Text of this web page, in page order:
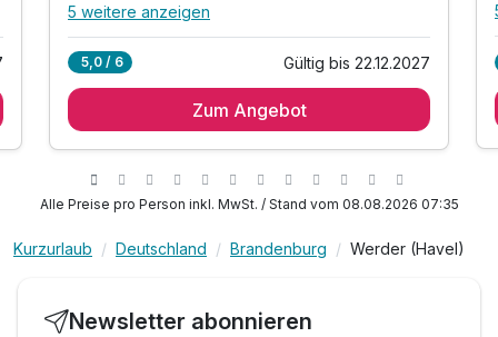
Alle Inklusivleistungen
1 x reichhaltiges Frühstücksbuffet
inkl. Leihbademantel
inkl. Wlan Nutzung
Kinder unter Zusatzleistungen hinzugebucht wird!
5 weitere anzeigen
5,0 / 6 Gültig bis 22.12.2027
Zum Angebot
Alle Preise pro Person inkl. MwSt. / Stand vom 08.08.2026 07:35
Kurzurlaub Deutschland Brandenburg Werder (Havel)
Newsletter abonnieren